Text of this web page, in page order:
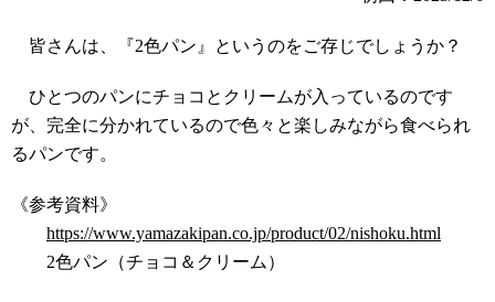
皆さんは、『2色パン』というのをご存じでしょうか？
ひとつのパンにチョコとクリームが入っているのです
が、完全に分かれているので色々と楽しみながら食べられ
るパンです。
《参考資料》
https://www.yamazakipan.co.jp/product/02/nishoku.html
2色パン（チョコ＆クリーム）